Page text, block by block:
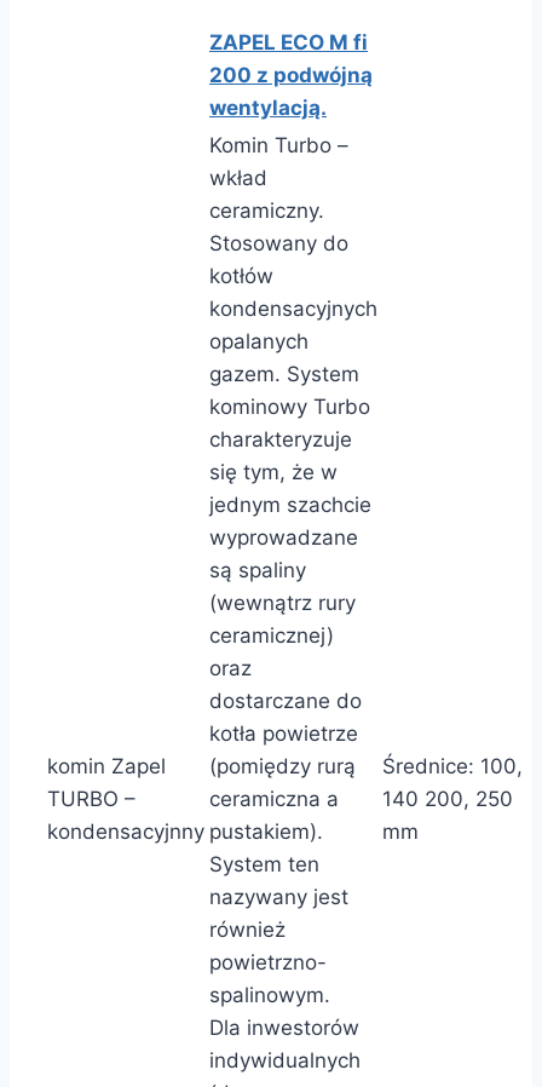
ZAPEL ECO M fi
200 z podwójną
wentylacją.
komin Zapel
TURBO –
kondensacyjnny
Komin Turbo –
wkład
ceramiczny.
Stosowany do
kotłów
kondensacyjnych
opalanych
gazem. System
kominowy Turbo
charakteryzuje
się tym, że w
jednym szachcie
wyprowadzane
są spaliny
(wewnątrz rury
ceramicznej)
oraz
dostarczane do
kotła powietrze
(pomiędzy rurą
ceramiczna a
pustakiem).
System ten
nazywany jest
również
powietrzno-
spalinowym.
Dla inwestorów
indywidualnych
Średnice: 100,
140 200, 250
mm